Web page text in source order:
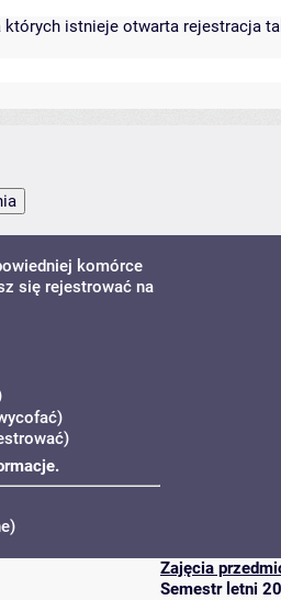
istnieje otwarta rejestracja
komórce
się rejestrować na
Zajęcia
Semestr letni